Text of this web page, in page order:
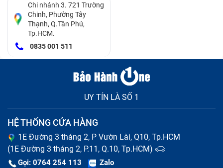
không.
Nhảy ký tự hoặc gõ sai phím
mà hiển thị nhiều ký tự hoặc nhảy sang ký tự khác,
có thể do phần mềm hoặc do kết nối mạch phím bị
: Khi bấm phím không trở lại vị trí ban đầu,
thường do bụi bẩn, thức ăn rơi vào khe phím, hoặc
các lò xo bên dưới phím bị hỏng.
Chi nhánh 3. 721 Trường
Chinh, Phường Tây
Thạnh, Q.Tân Phú,
Tp.HCM.
0835 001 511
UY TÍN LÀ SỐ 1
HỆ THỐNG CỬA HÀNG
1E Đường 3 tháng 2, P Vườn Lài, Q10, Tp.HCM
(1E Đường 3 tháng 2, P.11, Q.10, Tp.HCM)
Gọi: 0764 254 113 Zalo